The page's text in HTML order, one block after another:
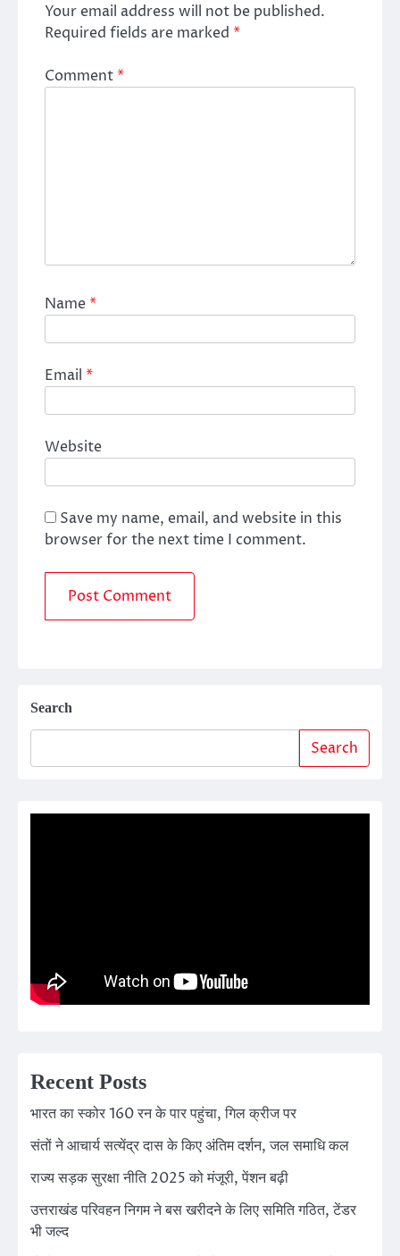
Your email address will not be published.
Required fields are marked *
Comment*
Name*
Email *
Website
Save my name, email, and website in this
browser for the next time I comment.
Search
Search
Recent Posts
भारत का स्कोर 160 रन के पार पहुंचा, गिल क्रीज पर
संतों ने आचार्य सत्येंद्र दास के किए अंतिम दर्शन, जल समाधि कल
राज्य सड़क सुरक्षा नीति 2025 को मंजूरी, पेंशन बढ़ी
उत्तराखंड परिवहन निगम ने बस खरीदने के लिए समिति गठित, टेंडर
भी जल्द